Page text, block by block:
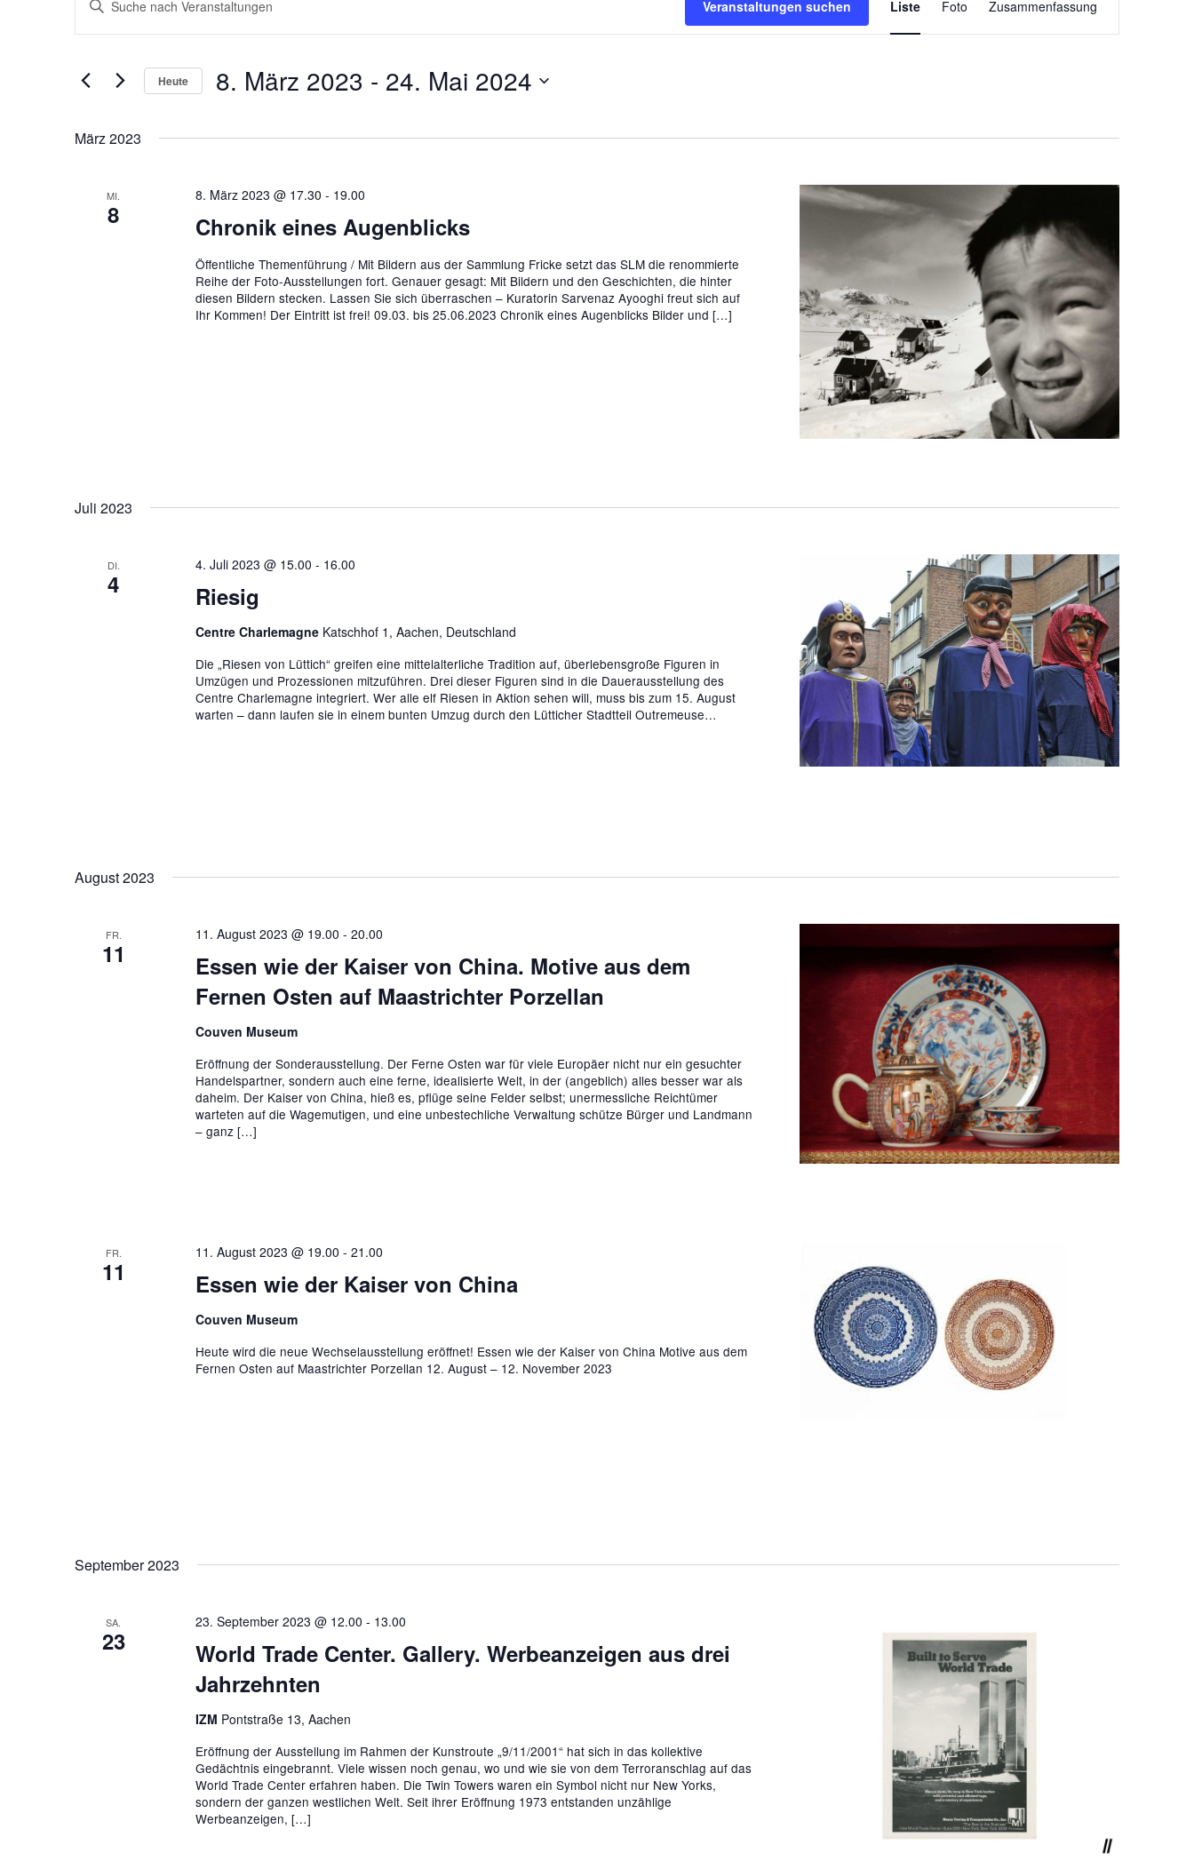
Suche
und
Ansichten,
Navigation
Schlüsselwort
eingeben.
Veranstaltungen
Veranstaltungen suchen
Ansichten-
Navigation
Liste Foto Zusammenfassung
Heute 8. März 2023 - 24. Mai 2024
März 2023
MI.
8 Chronik eines Augenblicks
8. März 2023 @ 17.30 - 19.00
Öffentliche Themenführung / Mit Bildern aus der Sammlung Fricke setzt das SLM die renommierte
Reihe der Foto-Ausstellungen fort. Genauer gesagt: Mit Bildern und den Geschichten, die hinter
diesen Bildern stecken. Lassen Sie sich überraschen – Kuratorin Sarvenaz Ayooghi freut sich auf
Ihr Kommen! Der Eintritt ist frei! 09.03. bis 25.06.2023 Chronik eines Augenblicks Bilder und […]
Juli 2023
DI.
4 Riesig
4. Juli 2023 @ 15.00 - 16.00
Centre Charlemagne Katschhof 1, Aachen, Deutschland
Die „Riesen von Lüttich“ greifen eine mittelalterliche Tradition auf, überlebensgroße Figuren in
Umzügen und Prozessionen mitzuführen. Drei dieser Figuren sind in die Dauerausstellung des
Centre Charlemagne integriert. Wer alle elf Riesen in Aktion sehen will, muss bis zum 15. August
warten – dann laufen sie in einem bunten Umzug durch den Lütticher Stadtteil Outremeuse…
August 2023
FR.
11
Essen wie der Kaiser von China. Motive aus dem
Fernen Osten auf Maastrichter Porzellan
11. August 2023 @ 19.00 - 20.00
Couven Museum
Eröffnung der Sonderausstellung. Der Ferne Osten war für viele Europäer nicht nur ein gesuchter
Handelspartner, sondern auch eine ferne, idealisierte Welt, in der (angeblich) alles besser war als
daheim. Der Kaiser von China, hieß es, pflüge seine Felder selbst; unermessliche Reichtümer
warteten auf die Wagemutigen, und eine unbestechliche Verwaltung schütze Bürger und Landmann
– ganz […]
FR.
11 Essen wie der Kaiser von China
11. August 2023 @ 19.00 - 21.00
Couven Museum
Heute wird die neue Wechselausstellung eröffnet! Essen wie der Kaiser von China Motive aus dem
Fernen Osten auf Maastrichter Porzellan 12. August – 12. November 2023
September 2023
SA.
23
World Trade Center. Gallery. Werbeanzeigen aus drei
Jahrzehnten
23. September 2023 @ 12.00 - 13.00
IZM Pontstraße 13, Aachen
Eröffnung der Ausstellung im Rahmen der Kunstroute „9/11/2001“ hat sich in das kollektive
Gedächtnis eingebrannt. Viele wissen noch genau, wo und wie sie von dem Terroranschlag auf das
World Trade Center erfahren haben. Die Twin Towers waren ein Symbol nicht nur New Yorks,
sondern der ganzen westlichen Welt. Seit ihrer Eröffnung 1973 entstanden unzählige
Werbeanzeigen, […]